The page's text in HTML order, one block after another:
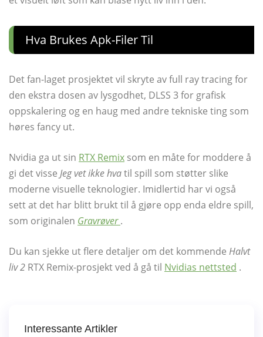
Hva Brukes Apk-Filer Til
Det fan-laget prosjektet vil skryte av full ray tracing for
den ekstra dosen av lysgodhet, DLSS 3 for grafisk
oppskalering og en haug med andre tekniske ting som
høres fancy ut.
Nvidia ga ut sin RTX Remix som en måte for moddere å
gi det visse Jeg vet ikke hvatil spill som støtter slike
moderne visuelle teknologier. Imidlertid har vi også
sett at det har blitt brukt til å gjøre opp enda eldre spill,
som originalen Gravrøver .
Du kan sjekke ut flere detaljer om det kommende Halvt
liv 2 RTX Remix-prosjekt ved å gå til Nvidias nettsted .
Interessante Artikler